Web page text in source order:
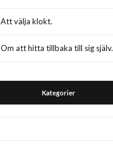
Att välja klokt.
Om att hitta tillbaka till sig själv.
Kategorier